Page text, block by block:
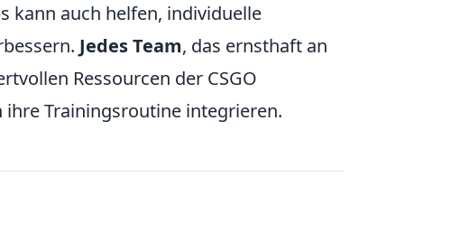
kann auch helfen, individuelle
Jedes Team, das ernsthaft an
Ressourcen der CSGO
Trainingsroutine integrieren.